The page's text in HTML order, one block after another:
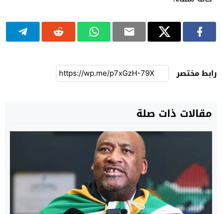
رابط مختصر
مقالات ذات صلة